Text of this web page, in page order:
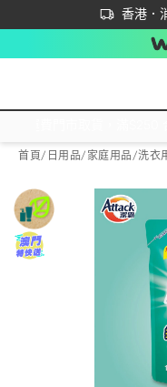
香港．
立即成
首次APP下單
首頁/ 日用品/ 家庭用品/洗衣